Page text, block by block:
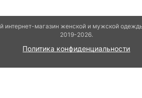
интернет-магазин женской и мужской
2019-2026.
Политика конфиденциальности